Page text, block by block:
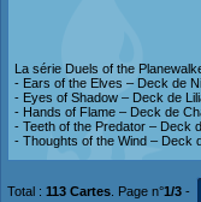
La série Duels of the
- Ears of the Elves – Deck de
- Eyes of Shadow – Deck de
- Hands of Flame – Deck de
- Teeth of the Predator – Deck
- Thoughts of the Wind – Deck
Total : 113 Cartes . Page n°1/3 -